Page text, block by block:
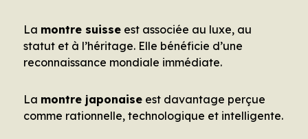
La montre suisse est associée au luxe, au
statut et à l’héritage. Elle bénéficie d’une
reconnaissance mondiale immédiate.
La montre japonaise est davantage perçue
comme rationnelle, technologique et intelligente.